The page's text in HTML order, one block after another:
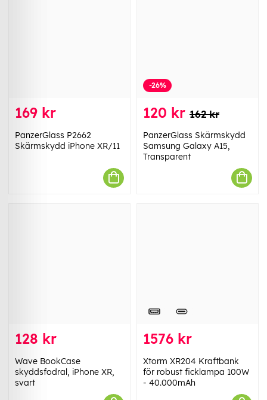
169 kr
PanzerGlass P2662
Skärmskydd iPhone XR/11
-26%
120 kr 162 kr
PanzerGlass Skärmskydd
Samsung Galaxy A15,
Transparent
128 kr
Wave BookCase
skyddsfodral, iPhone XR,
svart
1576 kr
Xtorm XR204 Kraftbank
för robust ficklampa 100W
- 40.000mAh